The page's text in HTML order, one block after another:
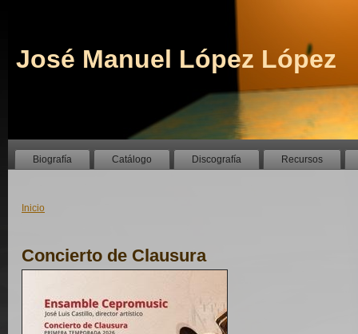
José Manuel López López
Biografía Catálogo Discografía Recursos
Inicio
Concierto de Clausura